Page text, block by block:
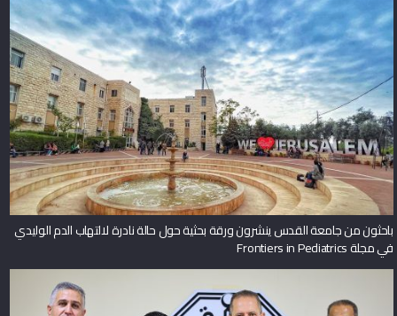
باحثون من جامعة القدس ينشرون ورقة بحثية حول حالة نادرة لالتهاب الدم الوليدي
في مجلة Frontiers in Pediatrics